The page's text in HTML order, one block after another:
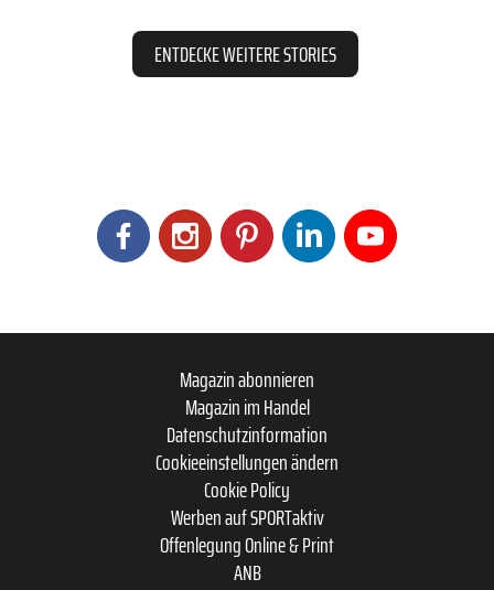
ENTDECKE WEITERE STORIES
Magazin abonnieren
Magazin im Handel
Datenschutzinformation
Cookieeinstellungen ändern
Cookie Policy
Werben auf SPORTaktiv
Offenlegung Online & Print
ANB